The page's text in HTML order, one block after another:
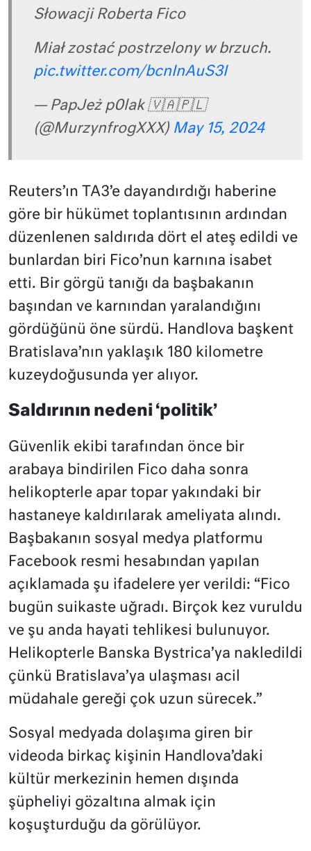
Słowacji Roberta Fico
Miał zostać postrzelony w brzuch.
pic.twitter.com/bcnInAuS3I
— PapJeż p0lak 🇻🇦🇵🇱
(@MurzynfrogXXX) May 15, 2024
Reuters’ın TA3’e dayandırdığı haberine
göre bir hükümet toplantısının ardından
düzenlenen saldırıda dört el ateş edildi ve
bunlardan biri Fico’nun karnına isabet
etti. Bir görgü tanığı da başbakanın
başından ve karnından yaralandığını
gördüğünü öne sürdü. Handlova başkent
Bratislava’nın yaklaşık 180 kilometre
kuzeydoğusunda yer alıyor.
Saldırının nedeni ‘politik’
Güvenlik ekibi tarafından önce bir
arabaya bindirilen Fico daha sonra
helikopterle apar topar yakındaki bir
hastaneye kaldırılarak ameliyata alındı.
Başbakanın sosyal medya platformu
Facebook resmi hesabından yapılan
açıklamada şu ifadelere yer verildi: “Fico
bugün suikaste uğradı. Birçok kez vuruldu
ve şu anda hayati tehlikesi bulunuyor.
Helikopterle Banska Bystrica’ya nakledildi
çünkü Bratislava’ya ulaşması acil
müdahale gereği çok uzun sürecek.”
Sosyal medyada dolaşıma giren bir
videoda birkaç kişinin Handlova’daki
kültür merkezinin hemen dışında
şüpheliyi gözaltına almak için
koşuşturduğu da görülüyor.